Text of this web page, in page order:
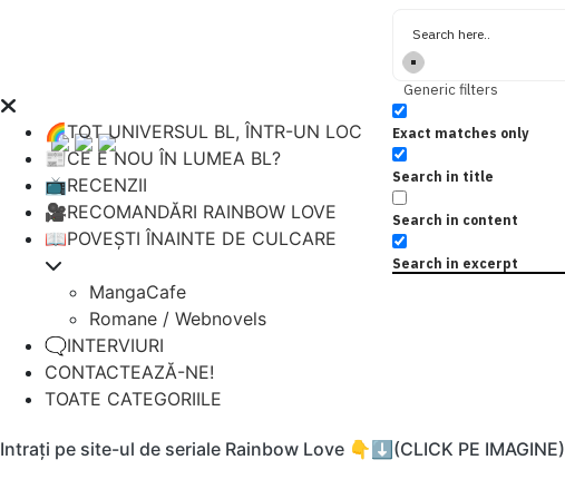
Generic filters
Exact matches only
Search in title
Search in content
Search in excerpt
🌈TOT UNIVERSUL BL, ÎNTR-UN LOC
📰CE E NOU ÎN LUMEA BL?
📺RECENZII
🎥RECOMANDĂRI RAINBOW LOVE
📖POVEȘTI ÎNAINTE DE CULCARE
MangaCafe
Romane / Webnovels
🗨️INTERVIURI
CONTACTEAZĂ-NE!
TOATE CATEGORIILE
Intrați pe site-ul de seriale Rainbow Love 👇⬇️(CLICK PE IMAGINE)